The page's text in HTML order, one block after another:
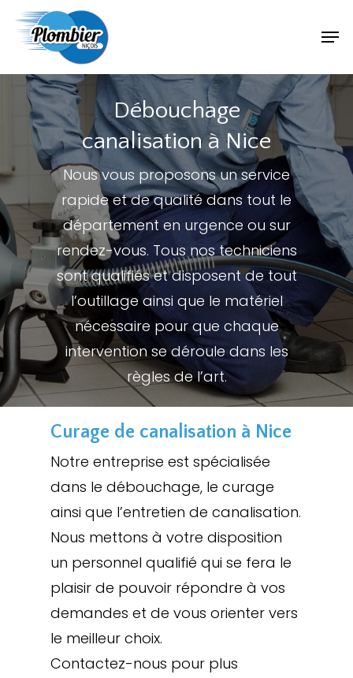
Débouchage
canalisation à Nice
Nous vous proposons un service
rapide et de qualité dans tout le
département en urgence ou sur
rendez-vous. Tous nos techniciens
sont qualifiés et disposent de tout
l’outillage ainsi que le matériel
nécessaire pour que chaque
intervention se déroule dans les
règles de l’art.
Curage de canalisation à Nice
Notre entreprise est spécialisée
dans le débouchage, le curage
ainsi que l’entretien de canalisation.
Nous mettons à votre disposition
un personnel qualifié qui se fera le
plaisir de pouvoir répondre à vos
demandes et de vous orienter vers
le meilleur choix.
Contactez-nous pour plus